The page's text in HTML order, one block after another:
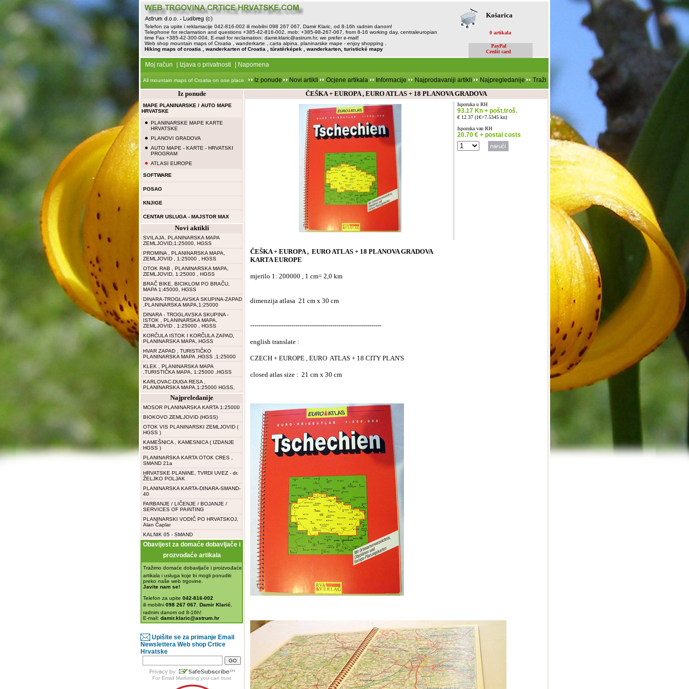
Telefon za upite i reklamacije 042-816-002 ili mobilni 098 267 067, Damir Klaric, od 8-16h radnim danom!
Telephone for reclamation and questions +385-42-816-002, mob: +385-98-267-067, from 8-16 working day, centraleuropian
time Fax +385-42-300-004, E-mail for reclamation: damir.klaric@astrum.hr, we prefer e-mail!
Web shop mountain maps of Croatia , wanderkarte , carta alpina, planinarske mape - enjoy shopping .
Hiking maps of croatia , wanderkarten of Croatia , túratérképek , wanderkarten, turistické mapy
Košarica
0 artikala
PayPal
Credit card
Moj račun Izjava o privatnosti Napomena
All mountain maps of Croatia on one place Iz ponude Novi artikli Ocjene artikala Informacije Najprodavaniji artikli Najpregledanije Traži
Iz ponude
MAPE PLANINARSKE / AUTO MAPE
HRVATSKE
PLANINARSKE MAPE KARTE
HRVATSKE
PLANOVI GRADOVA
AUTO MAPE - KARTE - HRVATSKI
PROGRAM
ATLASI EUROPE
SOFTWARE
POSAO
KNJIGE
CENTAR USLUGA - MAJSTOR MAX
Novi aktikli
SVILAJA, PLANINARSKA MAPA
ZEMLJOVID,1:25000, HGSS
PROMINA , PLANINARSKA MAPA,
ZEMLJOVID , 1:25000 , HGSS
OTOK RAB , PLANINARSKA MAPA,
ZEMLJOVID, 1:25000 , HGSS
BRAČ BIKE, BICIKLOM PO BRAČU,
MAPA 1:45000, HGSS
DINARA-TROGLAVSKA SKUPINA-ZAPAD
,PLANINARSKA MAPA,1:25000
DINARA - TROGLAVSKA SKUPINA -
ISTOK , PLANINARSKA MAPA,
ZEMLJOVID , 1:25000 , HGSS
KORČULA ISTOK I KORČULA ZAPAD,
PLANINARSKA MAPA, HGSS
HVAR ZAPAD , TURISTIČKO
PLANINARSKA MAPA ,HGSS ,1:25000
KLEK , PLANINARSKA MAPA
,TURISTIČKA MAPA, 1:25000 ,HGSS
KARLOVAC-DUGA RESA ,
PLANINARSKA MAPA,1:25000 HGSS,
Najpreledanije
MOSOR PLANINARSKA KARTA 1:25000
BIOKOVO ZEMLJOVID (HGSS)
OTOK VIS PLANINARSKI ZEMLJOVID (
HGSS )
KAMEŠNICA , KAMESNICA ( IZDANJE
HGSS )
PLANINARSKA KARTA OTOK CRES ,
SMAND 21a
HRVATSKE PLANINE, TVRDI UVEZ - dr.
ŽELJKO POLJAK
PLANINARSKA KARTA-DINARA-SMAND-
40
FARBANJE / LIČENJE / BOJANJE /
SERVICES OF PAINTING
PLANINARSKI VODIČ PO HRVATSKOJ,
Alan Čaplar
KALNIK 05 - SMAND
Obavijest za domaće dobavljače i
prozvođaće artikala
Tražimo domaće dobavljače i proizvođaće
artikala i usluga koje bi mogli ponuditi
preko naše web trgovine.
Javite nam se!
Telefon za upite 042-816-002
ili mobilni 098 267 067 Damir Klarić
radnim danom od 8-16h!
E-mail: damir.klaric@astrum.hr
Upišite se za primanje Email
Newslettera Web shop Crtice
Hrvatske
For Email Marketing you can trust
ČEŠKA + EUROPA , EURO ATLAS + 18 PLANOVA GRADOVA
Isporuka u RH
93.17 Kn + pošt.troš.
€ 12.37 (1€=7.5345 kn)
Isporuka van RH
20.70 € + postal costs
ČEŠKA + EUROPA , EURO ATLAS + 18 PLANOVA GRADOVA
KARTA EUROPE
mjerilo 1: 200000 , 1 cm= 2,0 km
dimenzija atlasa 21 cm x 30 cm
----------------------------------------------------------------
english translate :
CZECH + EUROPE , EURO ATLAS + 18 CITY PLAN'S
closed atlas size : 21 cm x 30 cm